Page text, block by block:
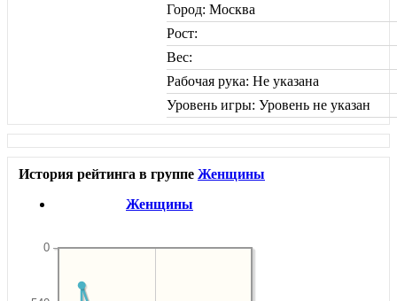
Город: Москва
Рост:
Вес:
Рабочая рука: Не указана
Уровень игры: Уровень не указан
История рейтинга в группе Женщины
Женщины
0